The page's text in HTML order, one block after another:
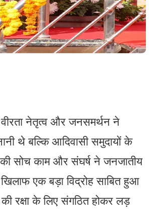
नेतृत्व और जनसमर्थन ने
थे बल्कि आदिवासी समुदायों के
सोच काम और संघर्ष ने जनजातीय
एक बड़ा विद्रोह साबित हुआ
रक्षा के लिए संगठित होकर लड़